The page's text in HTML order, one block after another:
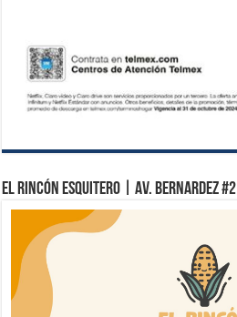
El Rincón Esquitero | Av. Bernardez #2